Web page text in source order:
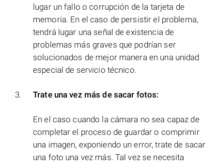
lugar un fallo o corrupción de la tarjeta de
memoria. En el caso de persistir el problema,
tendrá lugar una señal de existencia de
problemas más graves que podrían ser
solucionados de mejor manera en una unidad
especial de servicio técnico.
Trate una vez más de sacar fotos:
En el caso cuando la cámara no sea capaz de
completar el proceso de guardar o comprimir
una imagen, exponiendo un error, trate de sacar
una foto una vez más. Tal vez se necesita